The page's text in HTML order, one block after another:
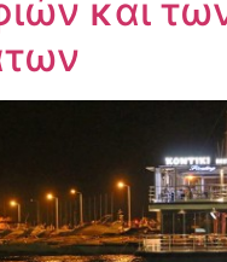
και